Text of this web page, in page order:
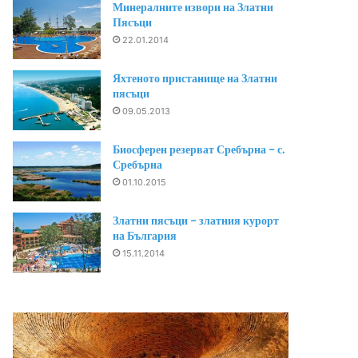
Минералните извори на Златни
Пясъци
22.01.2014
Яхтеното пристанище на Златни
пясъци
09.05.2013
Биосферен резерват Сребърна – с.
Сребърна
01.10.2015
Златни пясъци – златния курорт
на България
15.11.2014
Тракийска
гробница
Кухата
Курорт
Златни
пясъци